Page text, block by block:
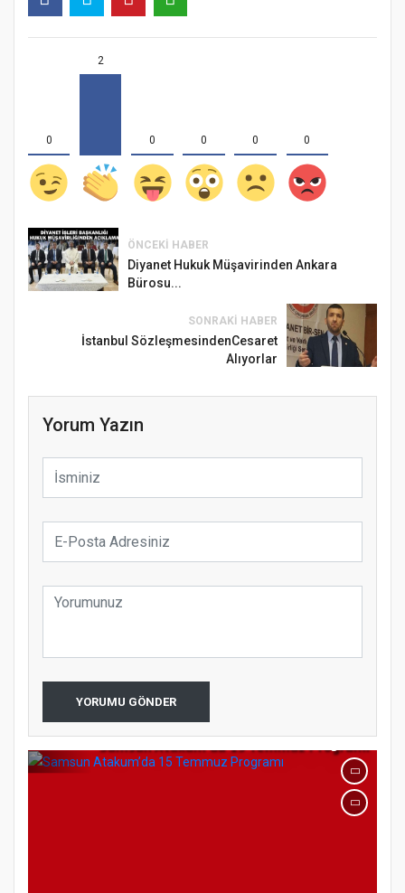
0
2
0 0 0 0
ÖNCEKI HABER
Diyanet Hukuk Müşavirinden Ankara
Bürosu...
SONRAKI HABER
İstanbul SözleşmesindenCesaret
Alıyorlar
Yorum Yazın
YORUMU GÖNDER
Samsun Atakum’da Ayasofya Camii
Etkinliği
Türkiye’de insanlar dinle bağlarını